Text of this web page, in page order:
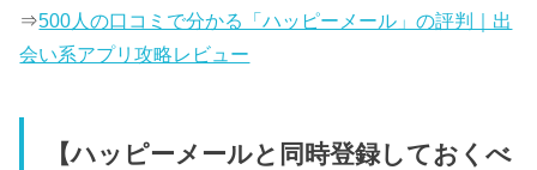
⇒500人の口コミで分かる「ハッピーメール」の評判｜出
会い系アプリ攻略レビュー
【ハッピーメールと同時登録しておくべ